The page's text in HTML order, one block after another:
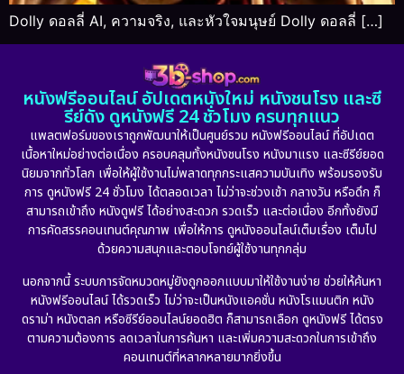
Dolly ดอลลี่ AI, ความจริง, และหัวใจมนุษย์ Dolly ดอลลี่ […]
หนังฟรีออนไลน์ อัปเดตหนังใหม่ หนังชนโรง และซี
รีย์ดัง ดูหนังฟรี 24 ชั่วโมง ครบทุกแนว
แพลตฟอร์มของเราถูกพัฒนาให้เป็นศูนย์รวม หนังฟรีออนไลน์ ที่อัปเดต
เนื้อหาใหม่อย่างต่อเนื่อง ครอบคลุมทั้งหนังชนโรง หนังมาแรง และซีรีย์ยอด
นิยมจากทั่วโลก เพื่อให้ผู้ใช้งานไม่พลาดทุกกระแสความบันเทิง พร้อมรองรับ
การ ดูหนังฟรี 24 ชั่วโมง ได้ตลอดเวลา ไม่ว่าจะช่วงเช้า กลางวัน หรือดึก ก็
สามารถเข้าถึง หนังดูฟรี ได้อย่างสะดวก รวดเร็ว และต่อเนื่อง อีกทั้งยังมี
การคัดสรรคอนเทนต์คุณภาพ เพื่อให้การ ดูหนังออนไลน์เต็มเรื่อง เต็มไป
ด้วยความสนุกและตอบโจทย์ผู้ใช้งานทุกกลุ่ม
นอกจากนี้ ระบบการจัดหมวดหมู่ยังถูกออกแบบมาให้ใช้งานง่าย ช่วยให้ค้นหา
หนังฟรีออนไลน์ ได้รวดเร็ว ไม่ว่าจะเป็นหนังแอคชั่น หนังโรแมนติก หนัง
ดราม่า หนังตลก หรือซีรีย์ออนไลน์ยอดฮิต ก็สามารถเลือก ดูหนังฟรี ได้ตรง
ตามความต้องการ ลดเวลาในการค้นหา และเพิ่มความสะดวกในการเข้าถึง
คอนเทนต์ที่หลากหลายมากยิ่งขึ้น